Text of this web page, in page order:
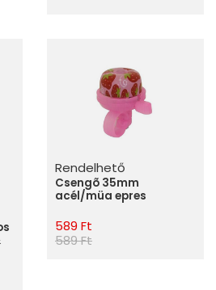
Rendelhető
Csengõ 35mm
acél/müa epres
589 Ft
589 Ft